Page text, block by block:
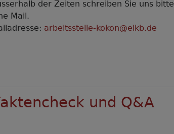
der Zeiten schreiben Sie uns bitte
Mail.
arbeitsstelle-kokon@elkb.de
und Q&A